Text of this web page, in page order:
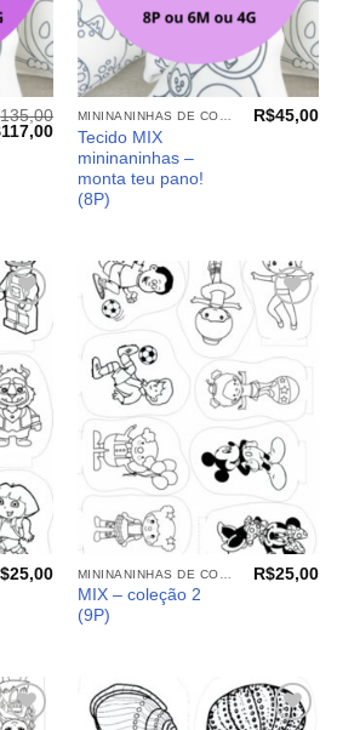
135,00
117,00O
preço
atual
R$117,00.
Tecido MIX
mininaninhas –
monta teu pano!
(8P)
R$45,00
aos
25,00
Adicionar
meus
MIX – coleção 2
(9P)
R$25,00